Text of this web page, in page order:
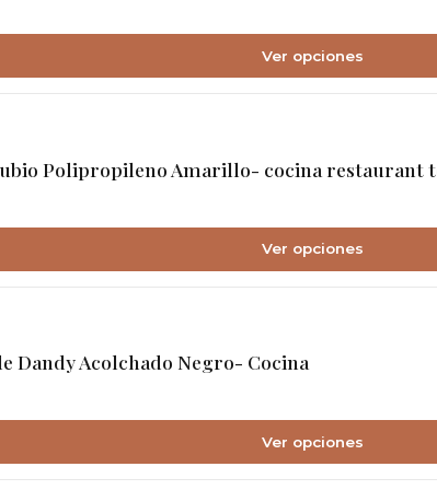
Ver opciones
Polipropileno Amarillo- cocina restaurant
Ver opciones
Dandy Acolchado Negro- Cocina
Ver opciones